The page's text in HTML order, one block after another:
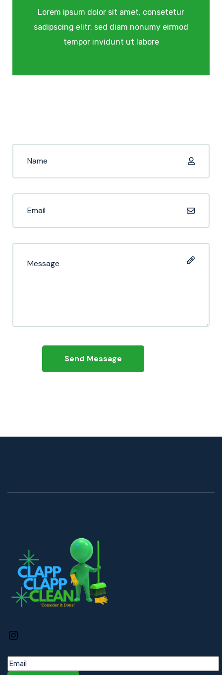
Lorem ipsum dolor sit amet, consetetur
sadipscing elitr, sed diam nonumy eirmod
tempor invidunt ut labore